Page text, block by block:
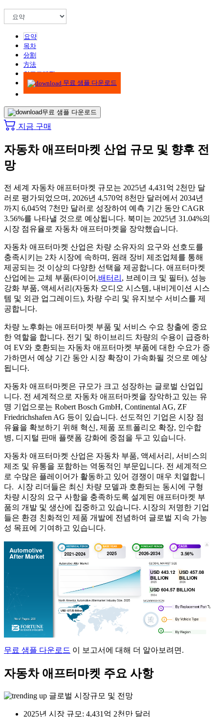
요약
목차
分割
方法
인포그래픽
무료 샘플 다운로드
무료 샘플 다운로드
지금 구매
자동차 애프터마켓 산업 규모 및 향후 전
망
전 세계 자동차 애프터마켓 규모는 2025년 4,431억 2천만 달
러로 평가되었으며, 2026년 4,570억 8천만 달러에서 2034년
까지 6,045억 7천만 달러로 성장하여 예측 기간 동안 CAGR
3.56%를 나타낼 것으로 예상됩니다. 북미는 2025년 31.04%의
시장 점유율로 자동차 애프터마켓을 장악했습니다.
자동차 애프터마켓 산업은 차량 소유자의 요구와 선호도를
충족시키는 2차 시장에 속하며, 원래 장비 제조업체를 통해
제공되는 것 이상의 다양한 선택을 제공합니다. 애프터마켓
산업에는 교체 부품(타이어,배터리 , 브레이크 및 필터), 성능
강화 부품, 액세서리(자동차 오디오 시스템, 내비게이션 시스
템 및 외관 업그레이드), 차량 수리 및 유지보수 서비스를 제
공합니다.
차량 노후화는 애프터마켓 부품 및 서비스 수요 창출에 중요
한 역할을 합니다. 전기 및 하이브리드 차량의 수용이 급증하
여 EV와 호환되는 자동차 애프터마켓 부품에 대한 수요가 증
가하면서 예상 기간 동안 시장 확장이 가속화될 것으로 예상
됩니다.
자동차 애프터마켓은 규모가 크고 성장하는 글로벌 산업입
니다. 전 세계적으로 자동차 애프터마켓을 장악하고 있는 유
명 기업으로는 Robert Bosch GmbH, Continental AG, ZF
Friedrichshafen AG 등이 있습니다. 선도적인 기업은 시장 점
유율을 확보하기 위해 혁신, 제품 포트폴리오 확장, 인수합
병, 디지털 판매 플랫폼 강화에 중점을 두고 있습니다.
자동차 애프터마켓 산업은 자동차 부품, 액세서리, 서비스의
제조 및 유통을 포함하는 역동적인 부문입니다. 전 세계적으
로 수많은 플레이어가 활동하고 있어 경쟁이 매우 치열합니
다. 시장 리더들은 최신 차량 모델과 호환되는 동시에 구형
차량 시장의 요구 사항을 충족하도록 설계된 애프터마켓 부
품의 개발 및 생산에 집중하고 있습니다. 시장의 저명한 기업
들은 환경 친화적인 제품 개발에 전념하여 글로벌 지속 가능
성 목표에 기여하고 있습니다.
무료 샘플 다운로드 이 보고서에 대해 더 알아보려면.
자동차 애프터마켓 주요 사항
글로벌 시장규모 및 전망
2025년 시장 규모: 4,431억 2천만 달러